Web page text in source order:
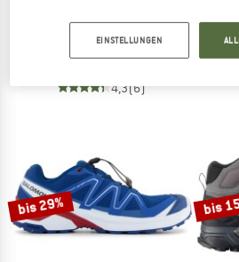
Wassersportschuhe
4,3(6)
bis 29% bis
EINSTELLUNGEN